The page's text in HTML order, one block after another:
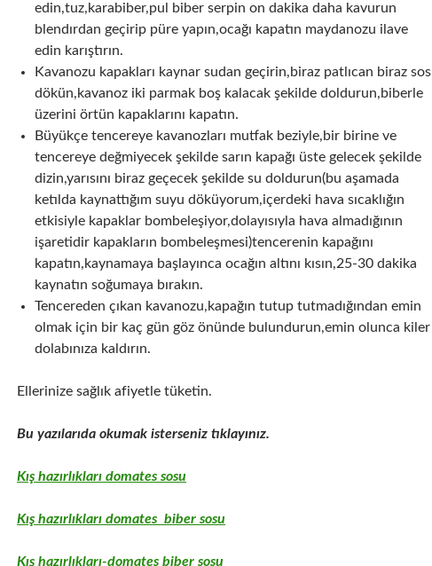
edin,tuz,karabiber,pul biber serpin on dakika daha kavurun
blendırdan geçirip püre yapın,ocağı kapatın maydanozu ilave
edin karıştırın.
Kavanozu kapakları kaynar sudan geçirin,biraz patlıcan biraz sos
dökün,kavanoz iki parmak boş kalacak şekilde doldurun,biberle
üzerini örtün kapaklarını kapatın.
Büyükçe tencereye kavanozları mutfak beziyle,bir birine ve
tencereye değmiyecek şekilde sarın kapağı üste gelecek şekilde
dizin,yarısını biraz geçecek şekilde su doldurun(bu aşamada
ketılda kaynattığım suyu döküyorum,içerdeki hava sıcaklığın
etkisiyle kapaklar bombeleşiyor,dolayısıyla hava almadığının
işaretidir kapakların bombeleşmesi)tencerenin kapağını
kapatın,kaynamaya başlayınca ocağın altını kısın,25-30 dakika
kaynatın soğumaya bırakın.
Tencereden çıkan kavanozu,kapağın tutup tutmadığından emin
olmak için bir kaç gün göz önünde bulundurun,emin olunca kiler
dolabınıza kaldırın.
Ellerinize sağlık afiyetle tüketin.
Bu yazılarıda okumak isterseniz tıklayınız.
Kış hazırlıkları domates sosu
Kış hazırlıkları domates biber sosu
Kış hazırlıkları-domates biber sosu